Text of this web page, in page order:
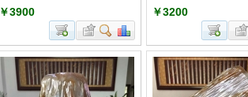
￥3900 ￥3200